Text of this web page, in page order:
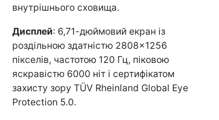
внутрішнього сховища.
Дисплей: 6,71-дюймовий екран із
роздільною здатністю 2808×1256
пікселів, частотою 120 Гц, піковою
яскравістю 6000 ніт і сертифікатом
захисту зору TÜV Rheinland Global Eye
Protection 5.0.